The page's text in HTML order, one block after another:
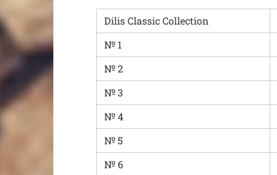
Dilis Classic Collection
№ 1
№ 2
№ 3
№ 4
№ 5
№ 6